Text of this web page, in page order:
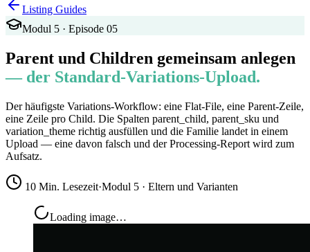
Listing Guides
Modul 5 · Episode 05
Parent und Children gemeinsam anlegen
— der Standard-Variations-Upload.
Der häufigste Variations-Workflow: eine Flat-File, eine Parent-Zeile,
eine Zeile pro Child. Die Spalten parent_child, parent_sku und
variation_theme richtig ausfüllen und die Familie landet in einem
Upload — eine davon falsch und der Processing-Report wird zum
Aufsatz.
10 Min. Lesezeit·Modul 5 · Eltern und Varianten
Loading image…